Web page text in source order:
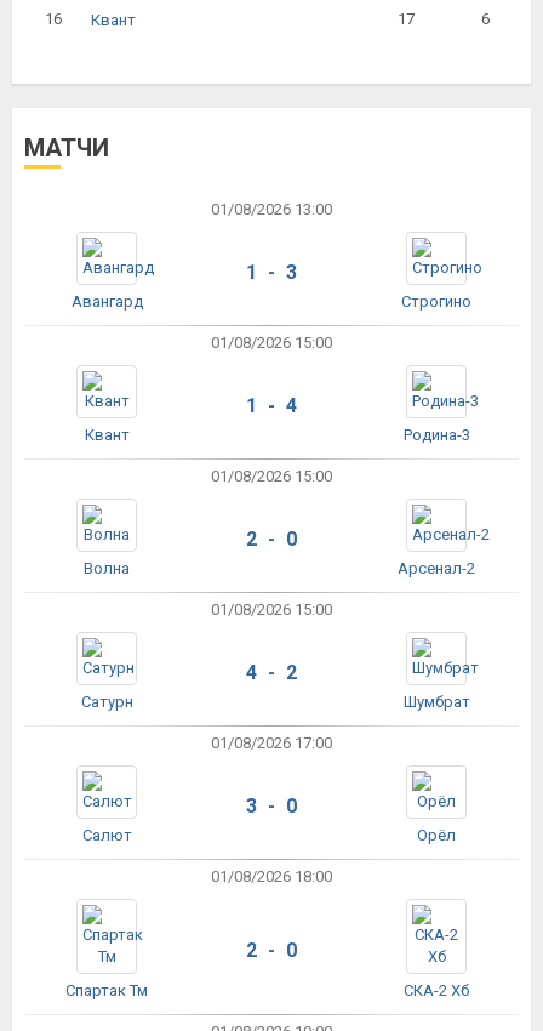
16 Квант 17 6
МАТЧИ
01/08/2026 13:00
Авангард
1 - 3
Строгино
01/08/2026 15:00
Квант
1 - 4
Родина-3
01/08/2026 15:00
Волна
2 - 0
Арсенал-2
01/08/2026 15:00
Сатурн
4 - 2
Шумбрат
01/08/2026 17:00
Салют
3 - 0
Орёл
01/08/2026 18:00
Спартак Тм
2 - 0
СКА-2 Хб